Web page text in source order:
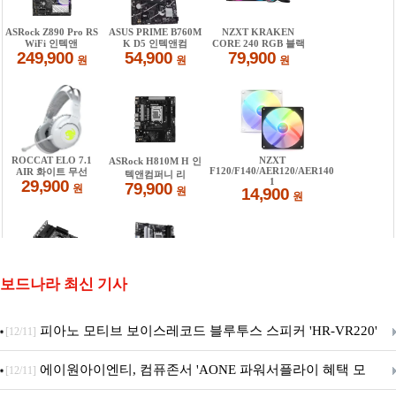
보드나라 최신 기사
[12/11] 피아노 모티브 보이스레코드 블루투스 스피커 'HR-VR220'
출시
[12/11] 에이원아이엔티, 컴퓨존서 'AONE 파워서플라이 혜택 모